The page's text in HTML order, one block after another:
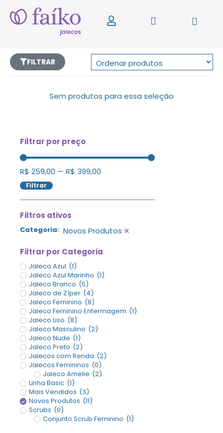
Filtrar por preço
R$ 259,00 — R$ 399,00
Filtrar
Filtros ativos
Categoria: Novos Produtos ×
Filtrar por Categoria
Jaleco Azul (1)
Jaleco Azul Marinho (1)
Jaleco Branco (5)
Jaleco de Zíper (4)
Jaleco Feminino (8)
Jaleco Feminino Enfermagem (1)
Jaleco Liso (8)
Jaleco Masculino (2)
Jaleco Nude (1)
Jaleco Preto (2)
Jalecos com Renda (2)
Jalecos Femininos (0)
Jaleco Amelie (2)
Linha Basic (1)
Mais Vendidos (3)
Novos Produtos (11)
Scrubs (0)
Conjunto Scrub Feminino (1)
FILTRAR
Sem produtos para essa seleção